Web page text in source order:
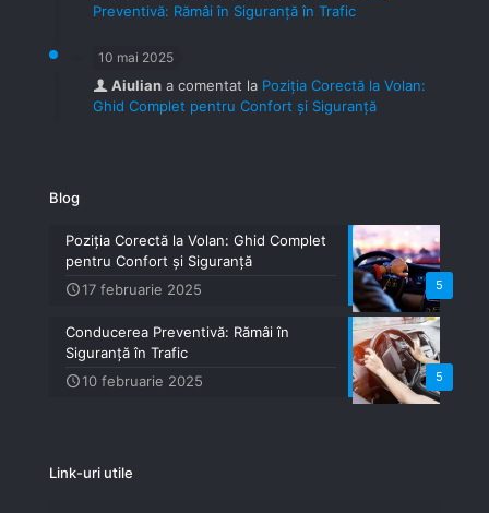
Preventivă: Rămâi în Siguranță în Trafic
10 mai 2025
Aiulian a comentat la Poziția Corectă la Volan:
Ghid Complet pentru Confort și Siguranță
Blog
5
Poziția Corectă la Volan: Ghid Complet
pentru Confort și Siguranță
17 februarie 2025
5
Conducerea Preventivă: Rămâi în
Siguranță în Trafic
10 februarie 2025
Link-uri utile